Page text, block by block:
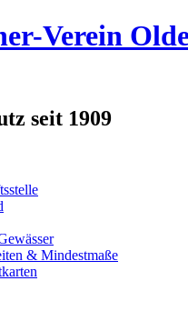
Verein
seit 1909
& Mindestmaße